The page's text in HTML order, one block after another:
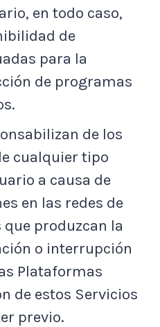
en todo caso,
de
para la
de programas
de los
cualquier tipo
a causa de
en las redes de
produzcan la
o interrupción
Plataformas
de estos Servicios
previo.